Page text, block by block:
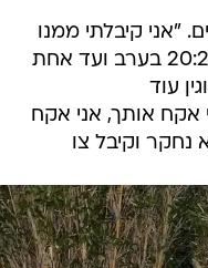
"אני קיבלתי ממנו
איומים במשך חמש שעות, מ-20:20 בערב ועד אחת
עוד
אקח אותך, אני אקח
נחקר וקיבל צו